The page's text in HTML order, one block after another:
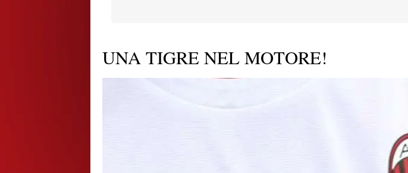
UNA TIGRE NEL MOTORE!